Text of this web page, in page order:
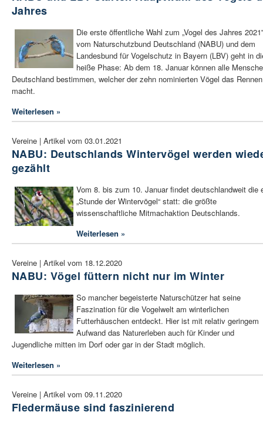
Jahres
Die erste öffentliche Wahl zum „Vogel des Jahres
vom Naturschutzbund Deutschland (NABU) und dem
Landesbund für Vogelschutz in Bayern (LBV) geht in
heiße Phase: Ab dem 18. Januar können alle
Deutschland bestimmen, welcher der zehn nominierten Vögel das Rennen
macht.
Weiterlesen »
Vereine | Artikel vom 03.01.2021
NABU: Deutschlands Wintervögel werden
gezählt
Vom 8. bis zum 10. Januar findet deutschlandweit die
„Stunde der Wintervögel“ statt: die größte
wissenschaftliche Mitmachaktion Deutschlands.
Weiterlesen »
Vereine | Artikel vom 18.12.2020
NABU: Vögel füttern nicht nur im Winter
So mancher begeisterte Naturschützer hat seine
Faszination für die Vogelwelt am winterlichen
Futterhäuschen entdeckt. Hier ist mit relativ geringem
Aufwand das Naturerleben auch für Kinder und
Jugendliche mitten im Dorf oder gar in der Stadt möglich.
Weiterlesen »
Vereine | Artikel vom 09.11.2020
Fledermäuse sind faszinierend